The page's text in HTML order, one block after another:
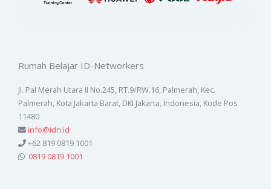
Rumah Belajar ID-Networkers
Jl. Pal Merah Utara II No.245, RT.9/RW.16, Palmerah, Kec.
Palmerah, Kota Jakarta Barat, DKI Jakarta, Indonesia, Kode Pos
11480
info@idn.id
+62 819 0819 1001
0819 0819 1001